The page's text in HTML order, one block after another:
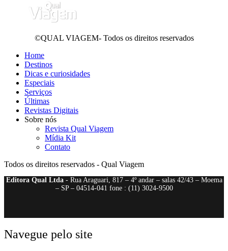
©QUAL VIAGEM- Todos os direitos reservados
Home
Destinos
Dicas e curiosidades
Especiais
Serviços
Últimas
Revistas Digitais
Sobre nós
Revista Qual Viagem
Mídia Kit
Contato
Todos os direitos reservados - Qual Viagem
Editora Qual Ltda- Rua Araguari, 817 – 4º andar – salas 42/43 – Moema
– SP – 04514-041 fone : (11) 3024-9500
Navegue pelo site